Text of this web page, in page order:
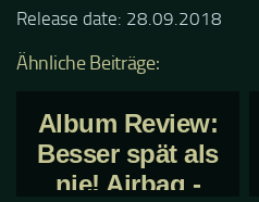
Release date: 28.09.2018
Ähnliche Beiträge:
Album Review:
Besser spät als
nie! Airbag -